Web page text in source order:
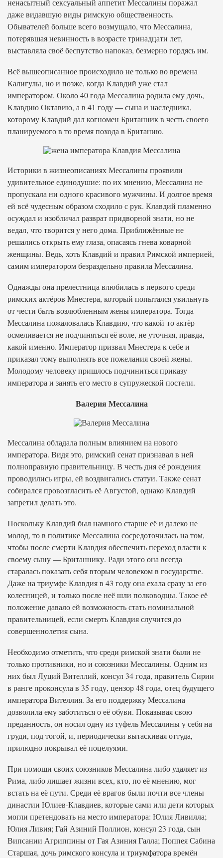
ненасытный сексуальный аппетит Мессалины поражал
даже видавшую виды римскую общественность.
Обывателей больше всего возмущало, что Мессалина,
потерявшая невинность в возрасте тринадцати лет,
выставляла своё беспутство напоказ, безмерно гордясь им.
Всё вышеописанное происходило не только во времена
Калигулы, но и позже, когда Клавдий уже стал
императором. Около 40 года Мессалина родила ему дочь,
Клавдию Октавию, а в 41 году — сына и наследника,
которому Клавдий дал когномен Британник в честь своего
планируемого в то время похода в Британию.
Историки в жизнеописаниях Мессалины проявили
удивительное единодушие: по их мнению, Мессалина не
пропускала ни одного красивого мужчины. И долгое время
ей всё чудесным образом сходило с рук. Клавдий пламенно
осуждал и изобличал разврат придворной знати, но не
ведал, что творится у него дома. Приближённые не
решались открыть ему глаза, опасаясь гнева коварной
женщины. Ведь, хоть Клавдий и правил Римской империей,
самим императором безраздельно правила Мессалина.
Однажды она прелестница влюбилась в первого среди
римских актёров Мнестера, который попытался увильнуть
от чести быть возлюбленным жены императора. Тогда
Мессалина пожаловалась Клавдию, что какой-то актёр
осмеливается не подчиняться её воле, не уточняя, правда,
какой именно. Император призвал Мнестера к себе и
приказал тому выполнять все пожелания своей жены.
Молодому человеку пришлось подчиниться приказу
императора и занять его место в супружеской постели.
Валерия Мессалина
Мессалина обладала полным влиянием на нового
императора. Видя это, римский сенат признавал в ней
полноправную правительницу. В честь дня её рождения
проводились игры, ей воздвигались статуи. Также сенат
собирался провозгласить её Августой, однако Клавдий
запретил делать это.
Поскольку Клавдий был намного старше её и далеко не
молод, то в политике Мессалина сосредоточилась на том,
чтобы после смерти Клавдия обеспечить переход власти к
своему сыну — Британнику. Ради этого она всегда
старалась показать себя вторым человеком в государстве.
Даже на триумфе Клавдия в 43 году она ехала сразу за его
колесницей, и только после неё шли полководцы. Такое её
положение давало ей возможность стать номинальной
правительницей, если смерть Клавдия случится до
совершеннолетия сына.
Необходимо отметить, что среди римской знати были не
только противники, но и союзники Мессалины. Одним из
них был Луций Вителлий, консул 34 года, правитель Сирии
в ранге проконсула в 35 году, цензор 48 года, отец будущего
императора Вителлия. За его поддержку Мессалина
дозволила ему заботиться о её обуви. Показывая свою
преданность, он носил одну из туфель Мессалины у себя на
груди, под тогой, и, периодически вытаскивая оттуда,
прилюдно покрывал её поцелуями.
При помощи своих союзников Мессалина либо удаляет из
Рима, либо лишает жизни всех, кто, по её мнению, мог
встать на её пути. Среди её врагов были почти все члены
династии Юлиев-Клавдиев, которые сами или дети которых
могли претендовать на место императора: Юлия Ливилла;
Юлия Ливия; Гай Азиний Поллион, консул 23 года, сын
Випсании Агриппины от Гая Азиния Галла; Поппея Сабина
Старшая, дочь римского консула и триумфатора времён